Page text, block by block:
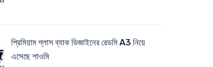
প্রিমিয়াম গ্লাস ব্যাক ডিজাইনের রেডমি A3 নিয়ে
এসেছে শাওমি